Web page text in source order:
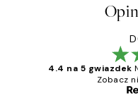
4.4 na 5 gwiazdek
Zobacz